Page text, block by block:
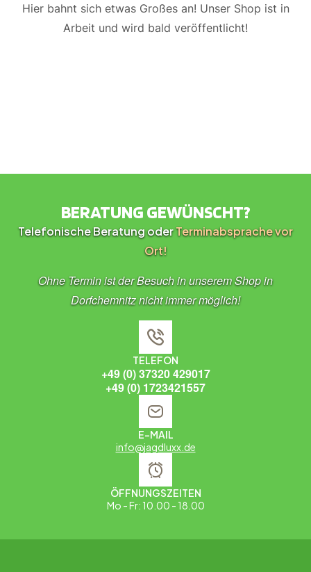
Hier bahnt sich etwas Großes an! Unser Shop ist in
Arbeit und wird bald veröffentlicht!
BERATUNG GEWÜNSCHT?
Telefonische Beratung oderTerminabsprache vor
Ort!
Ohne Termin ist der Besuch in unserem Shop in
Dorfchemnitz nicht immer möglich!
TELEFON
+49 (0) 37320 429017
+49 (0) 1723421557
E-MAIL
info@jagdluxx.de
ÖFFNUNGSZEITEN
Mo - Fr: 10.00 - 18.00